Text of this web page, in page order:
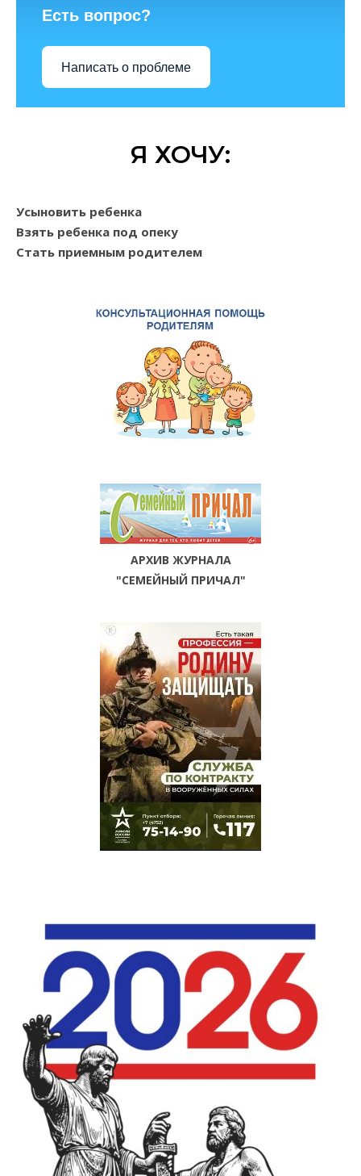
Есть вопрос?
Написать о проблеме
Я ХОЧУ:
Усыновить ребенка
Взять ребенка под опеку
Стать приемным родителем
АРХИВ ЖУРНАЛА
"СЕМЕЙНЫЙ ПРИЧАЛ"